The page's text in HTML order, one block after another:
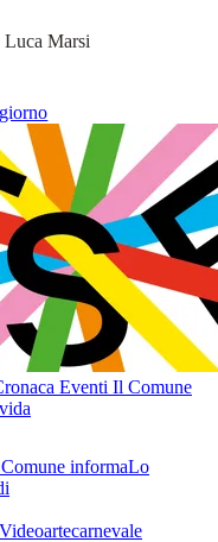
Marsi
Eventi Il Comune
informaLo
Videoartecarnevale